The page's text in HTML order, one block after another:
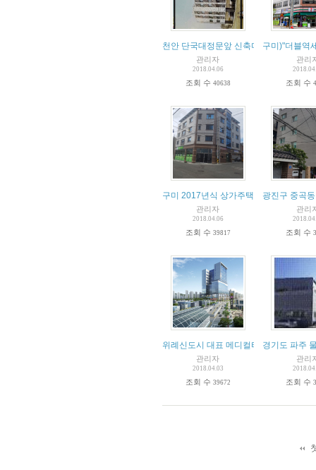
천안 단국대정문앞 신축다가구건물 매매
관리자
2018.04.06
조회 수 40638
구미)"더블역
관리
조회 수
구미 2017년식 상가주택 급매물!!!
관리자
2018.04.06
조회 수 39817
광진구 중곡
관리
조회 수
위례신도시 대표 메디컬타워
관리자
2018.04.03
조회 수 39672
경기도 파주
관리
조회 수